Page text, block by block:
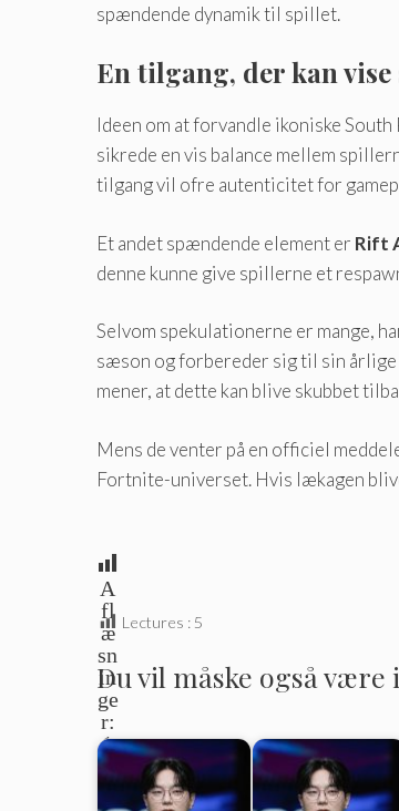
spændende dynamik til spillet.
En tilgang, der kan
Ideen om at forvandle ikoniske
sikrede en vis balance mellem
tilgang vil ofre autenticitet for
Et andet spændende element er Rift
denne kunne give spillerne et
Selvom spekulationerne er mange,
sæson og forbereder sig til sin årlige
mener, at dette kan blive skubbet
Mens de venter på en officiel
Fortnite-universet. Hvis lækagen
A
fl
æ
sn
in
ge
r:
1
Lectures : 5
Du vil måske også